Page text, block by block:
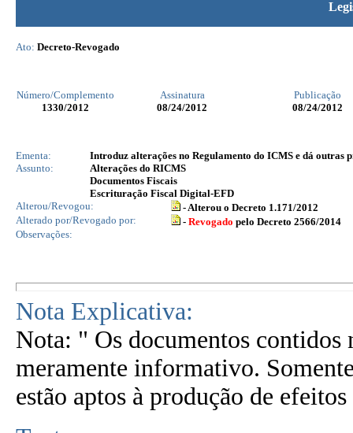
Ato: Decreto-Revogado
Número/Complemento Assinatura
Publicação
1330/2012 08/24/2012 08/24/2012
Ementa:
Introduz alterações no Regulamento do ICMS e dá outras
Assunto:
Alterações do RICMS
Documentos Fiscais
Escrituração Fiscal Digital-EFD
Alterou/Revogou:
- Alterou o Decreto 1.171/2012
Alterado por/Revogado por:
- Revogado pelo Decreto 2566/2014
Observações:
Nota Explicativa:
Nota: " Os documentos contidos
meramente informativo.
estão aptos à produção de